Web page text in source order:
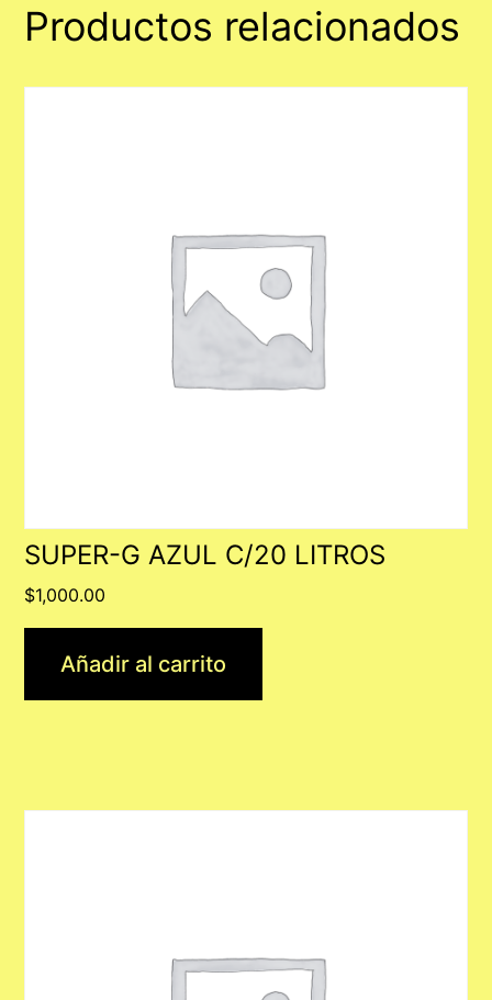
Productos relacionados
SUPER-G AZUL C/20 LITROS
$1,000.00
Añadir al carrito